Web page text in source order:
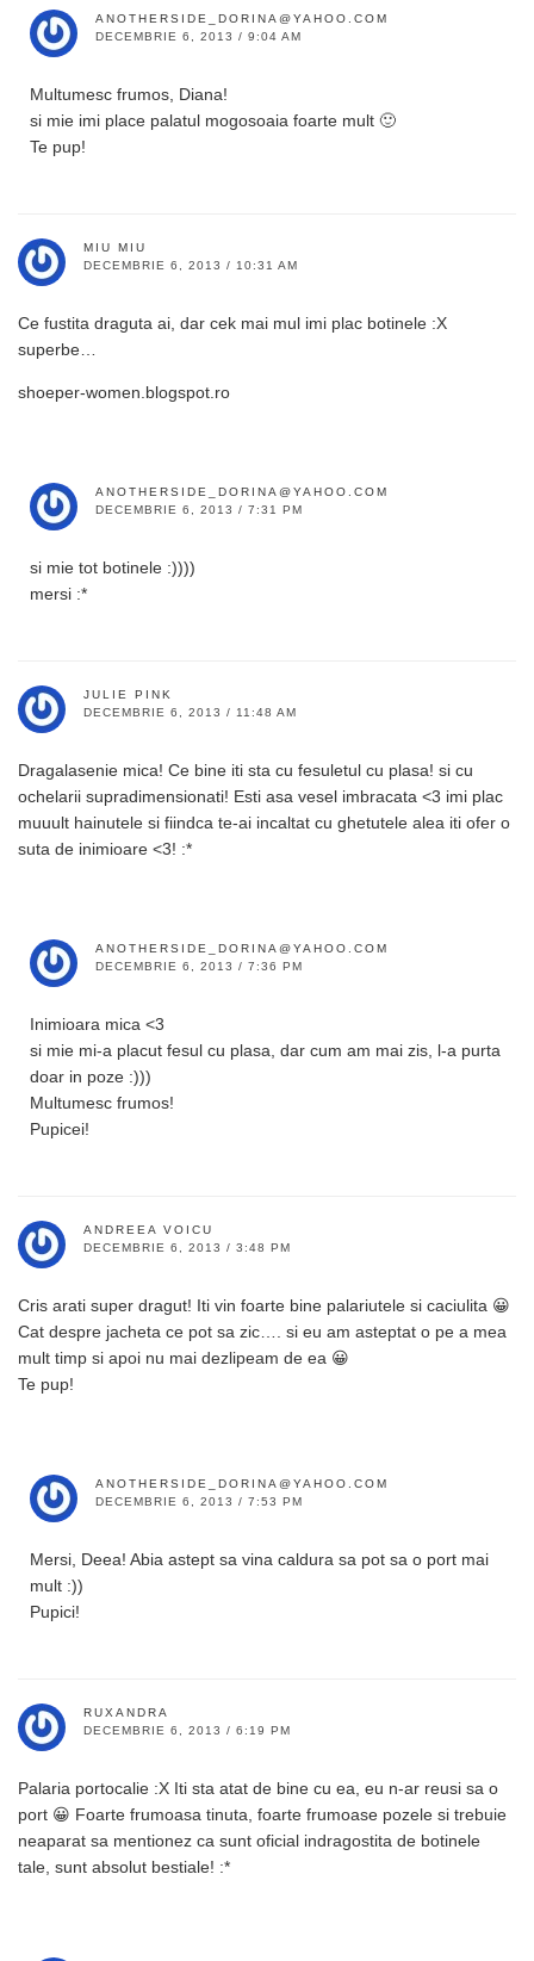
ANOTHERSIDE_DORINA@YAHOO.COM
DECEMBRIE 6, 2013 / 9:04 AM
Multumesc frumos, Diana!
si mie imi place palatul mogosoaia foarte mult 🙂
Te pup!
MIU MIU
DECEMBRIE 6, 2013 / 10:31 AM
Ce fustita draguta ai, dar cek mai mul imi plac botinele :X
superbe…
shoeper-women.blogspot.ro
ANOTHERSIDE_DORINA@YAHOO.COM
DECEMBRIE 6, 2013 / 7:31 PM
si mie tot botinele :))))
mersi :*
JULIE PINK
DECEMBRIE 6, 2013 / 11:48 AM
Dragalasenie mica! Ce bine iti sta cu fesuletul cu plasa! si cu
ochelarii supradimensionati! Esti asa vesel imbracata <3 imi plac
muuult hainutele si fiindca te-ai incaltat cu ghetutele alea iti ofer o
suta de inimioare <3! :*
ANOTHERSIDE_DORINA@YAHOO.COM
DECEMBRIE 6, 2013 / 7:36 PM
Inimioara mica <3
si mie mi-a placut fesul cu plasa, dar cum am mai zis, l-a purta
doar in poze :)))
Multumesc frumos!
Pupicei!
ANDREEA VOICU
DECEMBRIE 6, 2013 / 3:48 PM
Cris arati super dragut! Iti vin foarte bine palariutele si caciulita 😀
Cat despre jacheta ce pot sa zic…. si eu am asteptat o pe a mea
mult timp si apoi nu mai dezlipeam de ea 😀
Te pup!
ANOTHERSIDE_DORINA@YAHOO.COM
DECEMBRIE 6, 2013 / 7:53 PM
Mersi, Deea! Abia astept sa vina caldura sa pot sa o port mai
mult :))
Pupici!
RUXANDRA
DECEMBRIE 6, 2013 / 6:19 PM
Palaria portocalie :X Iti sta atat de bine cu ea, eu n-ar reusi sa o
port 😀 Foarte frumoasa tinuta, foarte frumoase pozele si trebuie
neaparat sa mentionez ca sunt oficial indragostita de botinele
tale, sunt absolut bestiale! :*